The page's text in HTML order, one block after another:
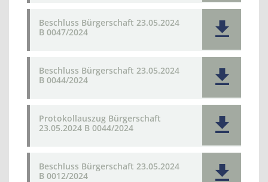
Beschluss Bürgerschaft 23.05.2024
B 0047/2024
Beschluss Bürgerschaft 23.05.2024
B 0044/2024
Protokollauszug Bürgerschaft
23.05.2024 B 0044/2024
Beschluss Bürgerschaft 23.05.2024
B 0012/2024